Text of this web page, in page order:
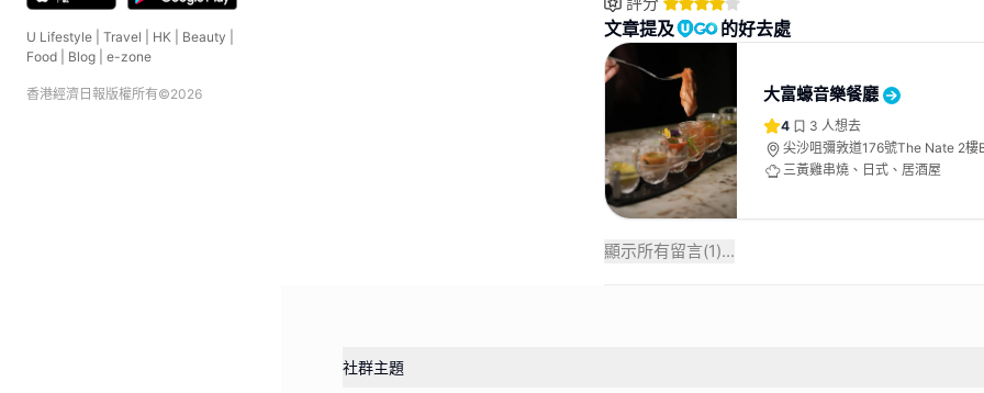
U Lifestyle Travel HK Beauty
Food
Blog e-zone
香港經濟日報版權所有©2026
文章提及 的好去處
大富蠔音樂餐廳
4 3 人想去
尖沙咀彌敦道176號The Nate 2樓
三黃雞串燒、日式、居酒屋
顯示所有留言(1)...
社群主題